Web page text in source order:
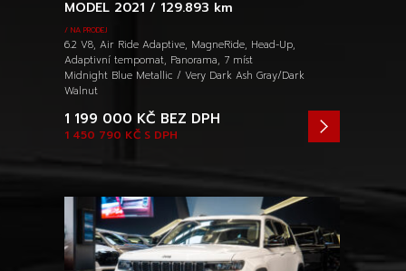
MODEL 2021 / 129.893 km
/ NA PRODEJ
6.2 V8, Air Ride Adaptive, MagneRide, Head-Up,
Adaptivní tempomat, Panorama, 7 míst
Midnight Blue Metallic / Very Dark Ash Gray/Dark
Walnut
1 450 790 KČ S DPH
1 199 000 KČ BEZ DPH